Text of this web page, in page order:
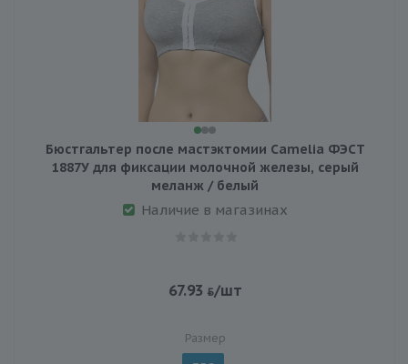
Бюстгальтер после мастэктомии Camelia ФЭСТ
1887У для фиксации молочной железы, серый
меланж / белый
Наличие в магазинах
67.93 /шт
Размер